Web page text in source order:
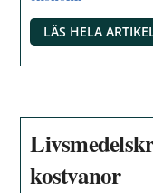
LÄS HELA
kostvanor